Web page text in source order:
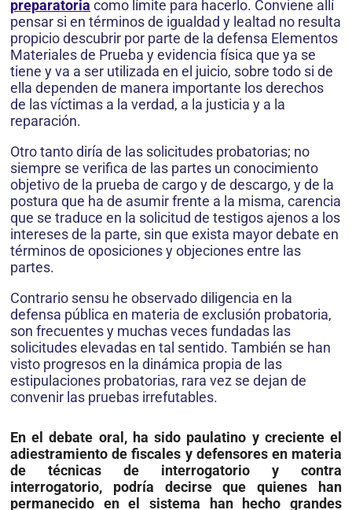
preparatoria como límite para hacerlo. Conviene allí
pensar si en términos de igualdad y lealtad no resulta
propicio descubrir por parte de la defensa Elementos
Materiales de Prueba y evidencia física que ya se
tiene y va a ser utilizada en el juicio, sobre todo si de
ella dependen de manera importante los derechos
de las víctimas a la verdad, a la justicia y a la
reparación.
Otro tanto diría de las solicitudes probatorias; no
siempre se verifica de las partes un conocimiento
objetivo de la prueba de cargo y de descargo, y de la
postura que ha de asumir frente a la misma, carencia
que se traduce en la solicitud de testigos ajenos a los
intereses de la parte, sin que exista mayor debate en
términos de oposiciones y objeciones entre las
partes.
Contrario sensu he observado diligencia en la
defensa pública en materia de exclusión probatoria,
son frecuentes y muchas veces fundadas las
solicitudes elevadas en tal sentido. También se han
visto progresos en la dinámica propia de las
estipulaciones probatorias, rara vez se dejan de
convenir las pruebas irrefutables.
En el debate oral, ha sido paulatino y creciente el
adiestramiento de fiscales y defensores en materia
de técnicas de interrogatorio y contra
interrogatorio, podría decirse que quienes han
permanecido en el sistema han hecho grandes